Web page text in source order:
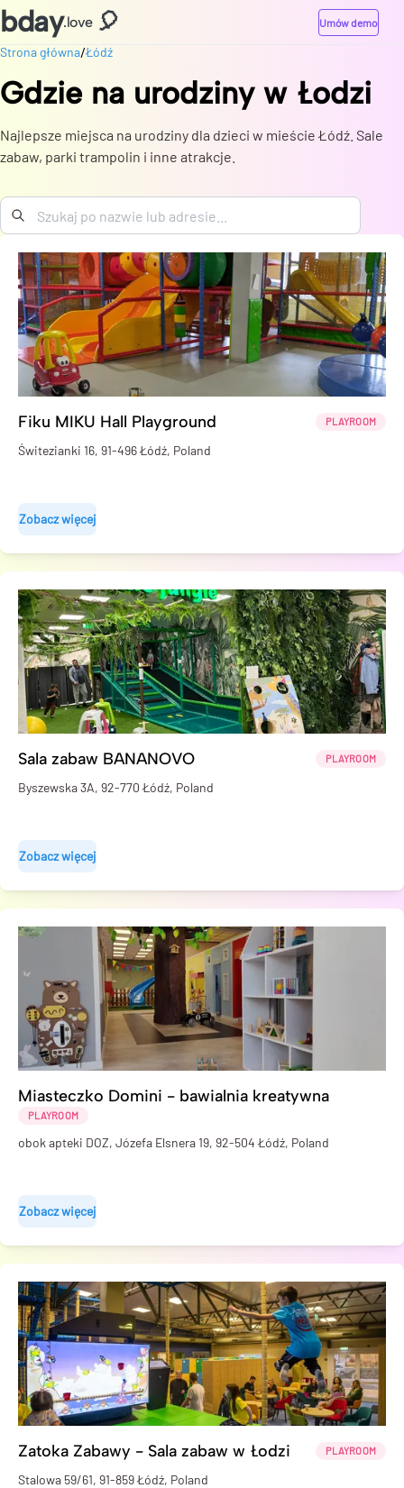
bday.love 🎈 Umów demo
Strona główna/Łódź
Gdzie na urodziny w Łodzi
Najlepsze miejsca na urodziny dla dzieci w mieście Łódź. Sale
zabaw, parki trampolin i inne atrakcje.
Fiku MIKU Hall Playground PLAYROOM
Świtezianki 16, 91-496 Łódź, Poland
Zobacz więcej
Sala zabaw BANANOVO PLAYROOM
Byszewska 3A, 92-770 Łódź, Poland
Zobacz więcej
Miasteczko Domini - bawialnia kreatywna
PLAYROOM
obok apteki DOZ, Józefa Elsnera 19, 92-504 Łódź, Poland
Zobacz więcej
Zatoka Zabawy - Sala zabaw w Łodzi PLAYROOM
Stalowa 59/61, 91-859 Łódź, Poland